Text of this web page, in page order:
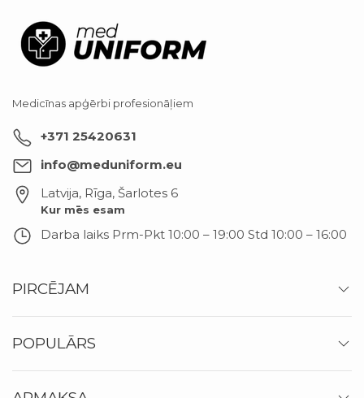
Medicīnas apģērbi profesionāļiem
+371 25420631
info@meduniform.eu
Latvija, Rīga, Šarlotes 6
Kur mēs esam
Darba laiks Prm-Pkt 10:00 – 19:00 Std 10:00 – 16:00
PIRCĒJAM
POPULĀRS